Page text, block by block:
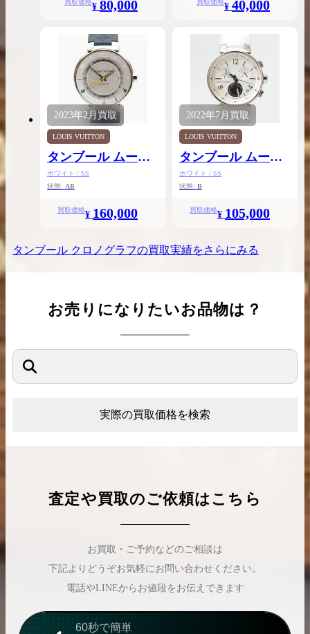
買取価格¥ 80,000 買取価格¥ 40,000
2023年2月 買取
LOUIS VUITTON
タンブール ムーン
GMT
ホワイト / SS
状態: AB
買取価格¥ 160,000
2022年7月 買取
LOUIS VUITTON
タンブール ムーン
スターMM
ホワイト / SS
状態: B
買取価格¥ 105,000
タンブール クロノグラフの買取実績をさらにみる
お売りになりたいお品物は？
実際の買取価格を検索
査定や買取のご依頼はこちら
お買取・ご予約などのご相談は
下記よりどうぞお気軽にお問い合わせください。
電話やLINEからお値段をお伝えできます
60秒で簡単